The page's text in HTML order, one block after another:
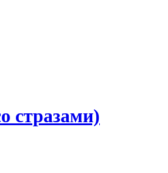
стразами)